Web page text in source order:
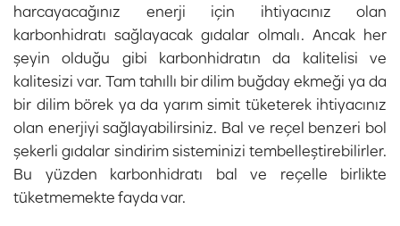
harcayacağınız enerji için ihtiyacınız olan
karbonhidratı sağlayacak gıdalar olmalı. Ancak her
şeyin olduğu gibi karbonhidratın da kalitelisi ve
kalitesizi var. Tam tahıllı bir dilim buğday ekmeği ya da
bir dilim börek ya da yarım simit tüketerek ihtiyacınız
olan enerjiyi sağlayabilirsiniz. Bal ve reçel benzeri bol
şekerli gıdalar sindirim sisteminizi tembelleştirebilirler.
Bu yüzden karbonhidratı bal ve reçelle birlikte
tüketmemekte fayda var.